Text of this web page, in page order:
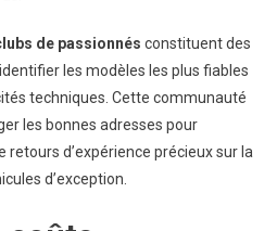
de passionnés constituent des
les modèles les plus fiables
techniques. Cette communauté
les bonnes adresses pour
retours d’expérience précieux sur la
d’exception.